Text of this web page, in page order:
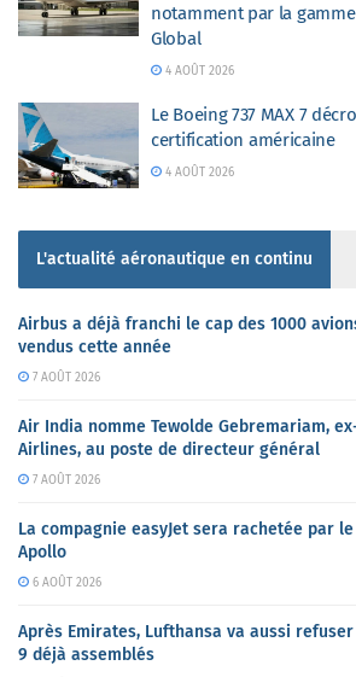
notamment par la
Global
4 AOÛT 2026
Le Boeing 737 MAX 7
certification américaine
4 AOÛT 2026
L'actualité aéronautique en continu
Airbus a déjà franchi le cap des 1000
vendus cette année
7 AOÛT 2026
Air India nomme Tewolde Gebremariam,
Airlines, au poste de directeur général
7 AOÛT 2026
La compagnie easyJet sera rachetée par
Apollo
6 AOÛT 2026
Après Emirates, Lufthansa va aussi
9 déjà assemblés